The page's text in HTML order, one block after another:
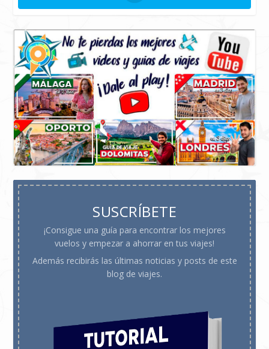
SUSCRÍBETE
¡Consigue una guía para encontrar los mejores
vuelos y empezar a ahorrar en tus viajes!
Además recibirás las últimas noticias y posts de este
blog de viajes.